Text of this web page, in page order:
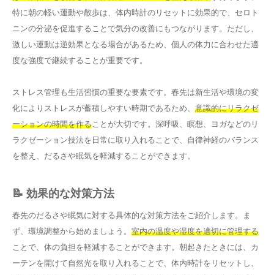
特に朝の軽い運動や散歩は、体内時計のリセットに効果的で、セロト
ニンの分泌を促進することで気分の改善にもつながります。ただし、
激しい運動は逆効果となる場合があるため、個人の体力に合わせた適
度な強度で継続することが重要です。
ストレス管理も生活習慣の重要な要素です。春先は新生活や環境の変
化によりストレスが蓄積しやすい時期であるため、 意識的にリラクゼ
ーションの時間を作る ことが大切です。深呼吸、瞑想、ヨガなどのリ
ラクゼーション技法を日常に取り入れることで、自律神経のバランス
を整え、だるさや眠気を軽減することができます。
📝 効果的な対策方法
春先のだるさや眠気に対する具体的な対策方法をご紹介します。ま
ず、環境調整から始めましょう。 室内の温度や湿度を適切に管理する
ことで、体の負担を軽減することができます。朝起きたときには、カ
ーテンを開けて自然光を取り入れることで、体内時計をリセットし、